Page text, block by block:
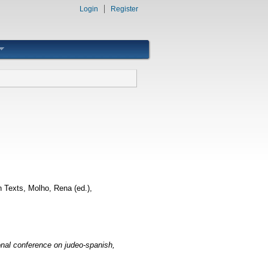
Login Register
Molho, Rena (ed.),
conference on judeo-spanish,